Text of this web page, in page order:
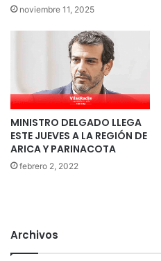
noviembre 11, 2025
MINISTRO DELGADO LLEGA
ESTE JUEVES A LA REGIÓN DE
ARICA Y PARINACOTA
febrero 2, 2022
Archivos